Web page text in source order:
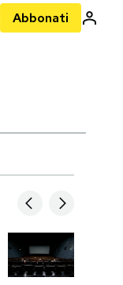
Abbonati